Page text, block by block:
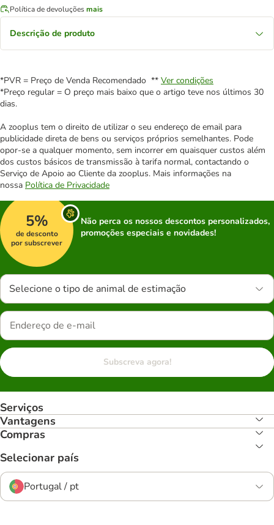
Política de devoluçõesmais
Descrição de produto
*PVR = Preço de Venda Recomendado ** Ver condições
*Preço regular = O preço mais baixo que o artigo teve nos últimos 30
dias.
A zooplus tem o direito de utilizar o seu endereço de email para
publicidade direta de bens ou serviços próprios semelhantes. Pode
opor-se a qualquer momento, sem incorrer em quaisquer custos além
dos custos básicos de transmissão à tarifa normal, contactando o
Serviço de Apoio ao Cliente da zooplus. Mais informações na
nossa Política de Privacidade
5%
de desconto
por subscrever
Não perca os nossos descontos personalizados,
promoções especiais e novidades!
Selecione o tipo de animal de estimação
Subscreva agora!
Serviços
Vantagens
Compras
Selecionar país
Portugal / pt